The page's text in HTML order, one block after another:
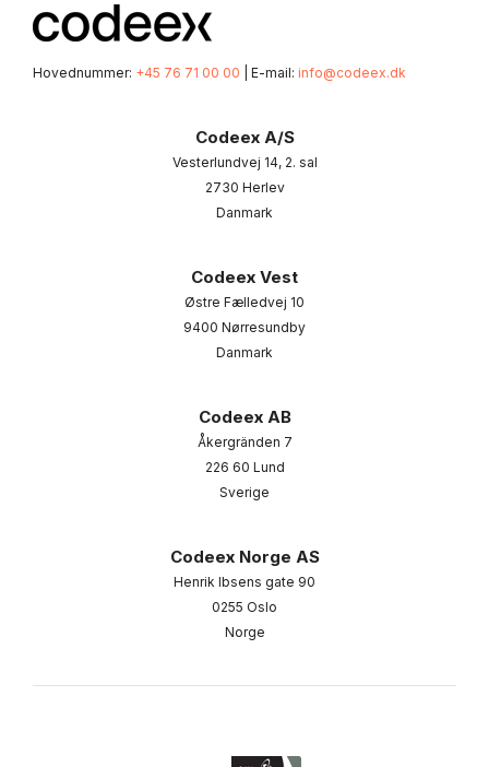
Hovednummer: +45 76 71 00 00 | E-mail: info@codeex.dk
Codeex A/S
Vesterlundvej 14, 2. sal
2730 Herlev
Danmark
Codeex Vest
Østre Fælledvej 10
9400 Nørresundby
Danmark
Codeex AB
Åkergränden 7
226 60 Lund
Sverige
Codeex Norge AS
Henrik Ibsens gate 90
0255 Oslo
Norge